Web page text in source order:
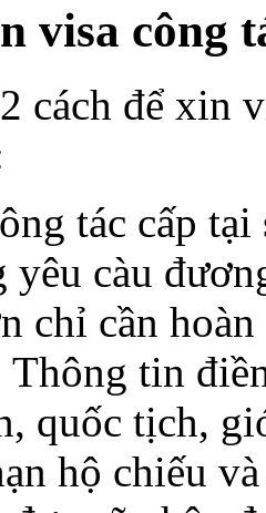
visa công
cách để xin
tác cấp
yêu càu
chỉ cần
Thông tin
quốc tịch,
hộ chiếu